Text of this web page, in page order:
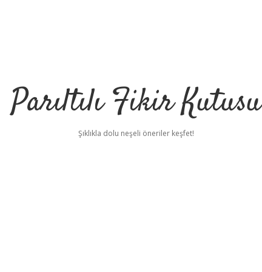
Parıltılı Fikir Kutusu
Şıklıkla dolu neşeli öneriler keşfet!